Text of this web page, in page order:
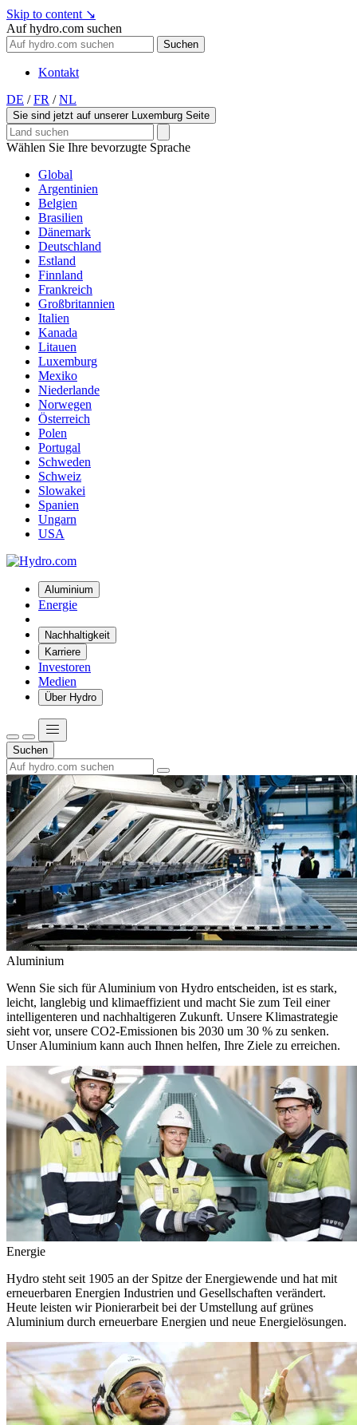
Skip to content ↘
Auf hydro.com suchen
Suchen
Kontakt
DE / FR / NL
Sie sind jetzt auf unserer Luxemburg Seite
Wählen Sie Ihre bevorzugte Sprache
Global
Argentinien
Belgien
Brasilien
Dänemark
Deutschland
Estland
Finnland
Frankreich
Großbritannien
Italien
Kanada
Litauen
Luxemburg
Mexiko
Niederlande
Norwegen
Österreich
Polen
Portugal
Schweden
Schweiz
Slowakei
Spanien
Ungarn
USA
Aluminium
Energie
Nachhaltigkeit
Karriere
Investoren
Medien
Über Hydro
Suchen
Aluminium
Wenn Sie sich für Aluminium von Hydro entscheiden, ist es stark,
leicht, langlebig und klimaeffizient und macht Sie zum Teil einer
intelligenteren und nachhaltigeren Zukunft. Unsere Klimastrategie
sieht vor, unsere CO2-Emissionen bis 2030 um 30 % zu senken.
Unser Aluminium kann auch Ihnen helfen, Ihre Ziele zu erreichen.
Energie
Hydro steht seit 1905 an der Spitze der Energiewende und hat mit
erneuerbaren Energien Industrien und Gesellschaften verändert.
Heute leisten wir Pionierarbeit bei der Umstellung auf grünes
Aluminium durch erneuerbare Energien und neue Energielösungen.